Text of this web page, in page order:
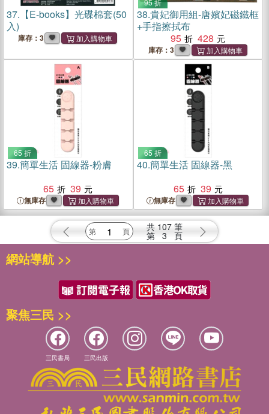
37. 【E-books】光碟棉套(50
入)
庫存：3
95 折
38.貴妃御用組-唐嬪妃磁鐵框
+手指擦拭布
95
428
庫存：3
65 折
39.簡單生活 固線器-粉膚
65
39
無庫存
65 折
40.簡單生活 固線器-黑
65
39
無庫存
共 107 筆
第 3 頁
網站導航 >>
聚焦三民 >>
三民書局 三民出版